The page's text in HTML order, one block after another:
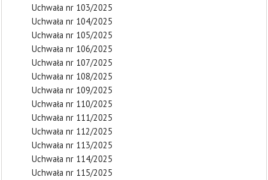
Uchwała nr 103/2025
Uchwała nr 104/2025
Uchwała nr 105/2025
Uchwała nr 106/2025
Uchwała nr 107/2025
Uchwała nr 108/2025
Uchwała nr 109/2025
Uchwała nr 110/2025
Uchwała nr 111/2025
Uchwała nr 112/2025
Uchwała nr 113/2025
Uchwała nr 114/2025
Uchwała nr 115/2025